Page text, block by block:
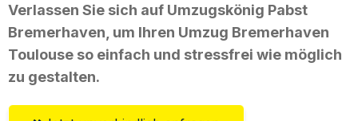
Verlassen Sie sich auf Umzugskönig Pabst
Bremerhaven, um Ihren Umzug Bremerhaven
Toulouse so einfach und stressfrei wie möglich
zu gestalten.